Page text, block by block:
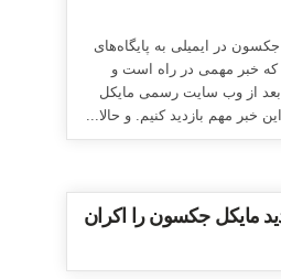
در ایمیلی به پایگاه‌های
که خبر مهمی در راه است و
بعد از وب سایت رسمی مایکل
خبر مهم بازدید کنیم. و حالا...
مایکل جکسون را اکران